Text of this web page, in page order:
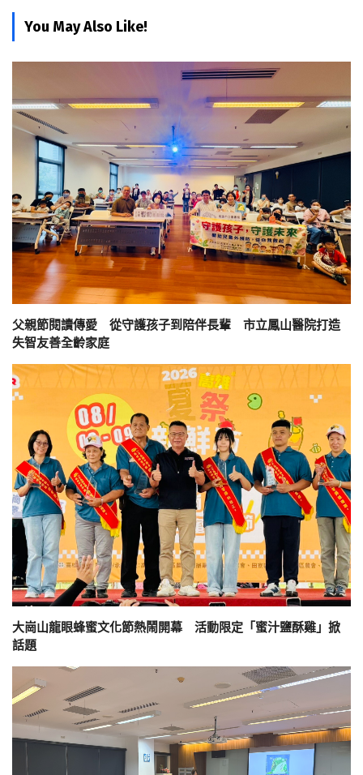
You May Also Like!
父親節閱讀傳愛 從守護孩子到陪伴長輩 市立鳳山醫院打造
失智友善全齡家庭
大崗山龍眼蜂蜜文化節熱鬧開幕 活動限定「蜜汁鹽酥雞」掀
話題